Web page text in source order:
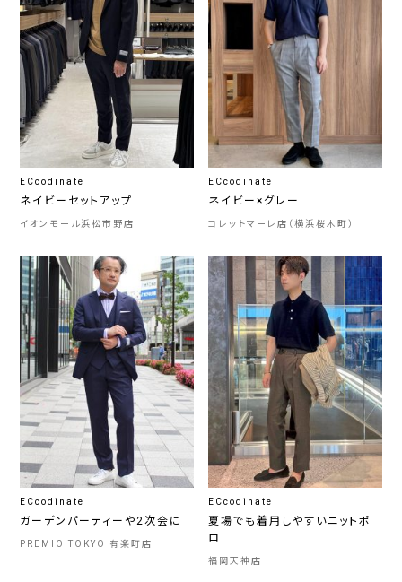
ECcodinate
ネイビーセットアップ
イオンモール浜松市野店
ECcodinate
ネイビー×グレー
コレットマーレ店（横浜桜木町）
ECcodinate
ガーデンパーティーや2次会に
PREMIO TOKYO 有楽町店
ECcodinate
夏場でも着用しやすいニットポ
ロ
福岡天神店